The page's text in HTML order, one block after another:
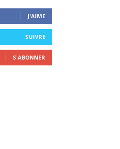
J'AIME
SUIVRE
S'ABONNER